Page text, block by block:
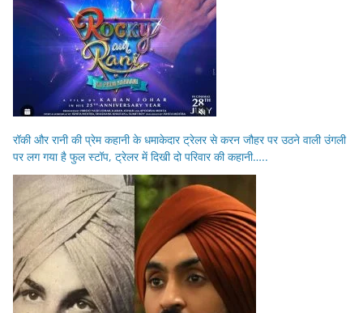
रॉकी और रानी की प्रेम कहानी के धमाकेदार ट्रेलर से करन जौहर पर उठने वाली उंगली
पर लग गया है फुल स्टॉप, ट्रेलर में दिखी दो परिवार की कहानी…..